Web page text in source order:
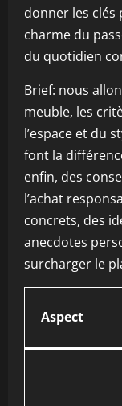
donner les
charme du
du quotidien
Brief: nous
meuble, les
l’espace et du
font la
enfin, des
l’achat
concrets, des
anecdotes
surcharger le
Aspect